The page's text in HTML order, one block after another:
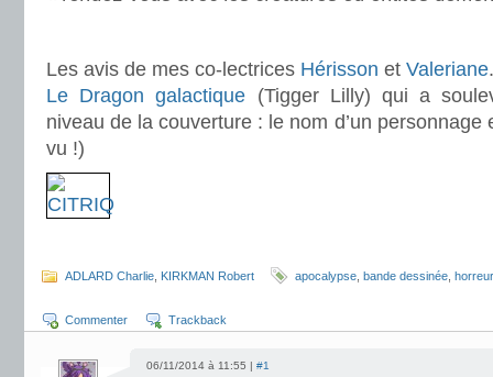
Les avis de mes co-lectrices Hérisson et Valeriane.
Le Dragon galactique (Tigger Lilly) qui a
niveau de la couverture : le nom d’un personnage
vu !)
ADLARD Charlie KIRKMAN Robert apocalypse bande dessinée horreur
Commenter Trackback
06/11/2014 à 11:55 | #1